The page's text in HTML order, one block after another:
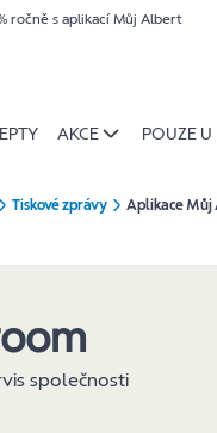
ročně s aplikací Můj Albert
AKCE POUZE U
Tiskové zprávy Aplikace Můj
společnosti